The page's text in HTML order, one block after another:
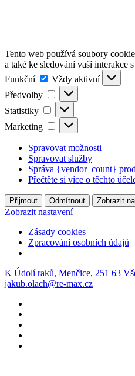
Tento web používá soubory
a také ke sledování vaší interakce
Funkční
Funkční
Vždy aktivní
Předvolby
Předvolby
Statistiky Statistiky
Marketing Marketing
Spravovat možnosti
Spravovat služby
Správa {vendor_count}
Přečtěte si více o těchto
Přijmout Odmítnout Zobrazit
Zobrazit nastavení
Zásady cookies
Zpracování osobních údajů
K Údolí raků, Menčice, 251 63
jakub.olach@re-max.cz